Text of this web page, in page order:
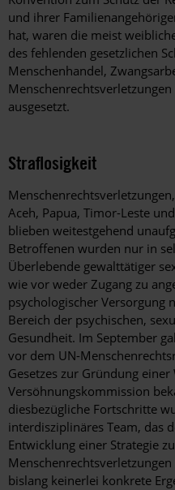
und ihrer
hat, waren die meist
des fehlenden gesetzlichen
Menschenhandel,
ausgesetzt.
Straflosigkeit
Aceh, Papua, Timor-Leste
blieben weitestgehend
Betroffenen wurden nur in
Überlebende gewalttätiger
wie vor weder Zugang zu
psychologischer Versorgung
Bereich der psychischen,
Gesundheit. Im September
vor dem UN-
Gesetzes zur Gründung
Versöhnungskommission
diesbezügliche Fortschritte
interdisziplinäres Team, das
Entwicklung einer Strategie
bislang keinerlei konkrete